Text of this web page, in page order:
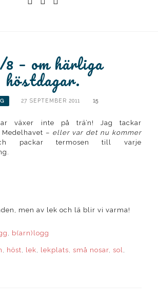
8 – om härliga
höstdagar.
27 SEPTEMBER 2011 15
växer inte på trä’n! Jag tackar
– eller var det nu kommer
termosen till varje
men av lek och lä blir vi varma!
, b(arn)logg
, höst, lek, lekplats,små nosar,sol,